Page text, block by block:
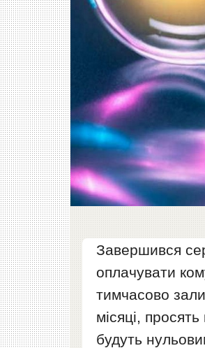
Завершився
оплачувати
тимчасово
місяці,
будуть